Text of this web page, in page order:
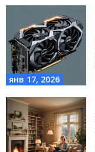
янв 17, 2026